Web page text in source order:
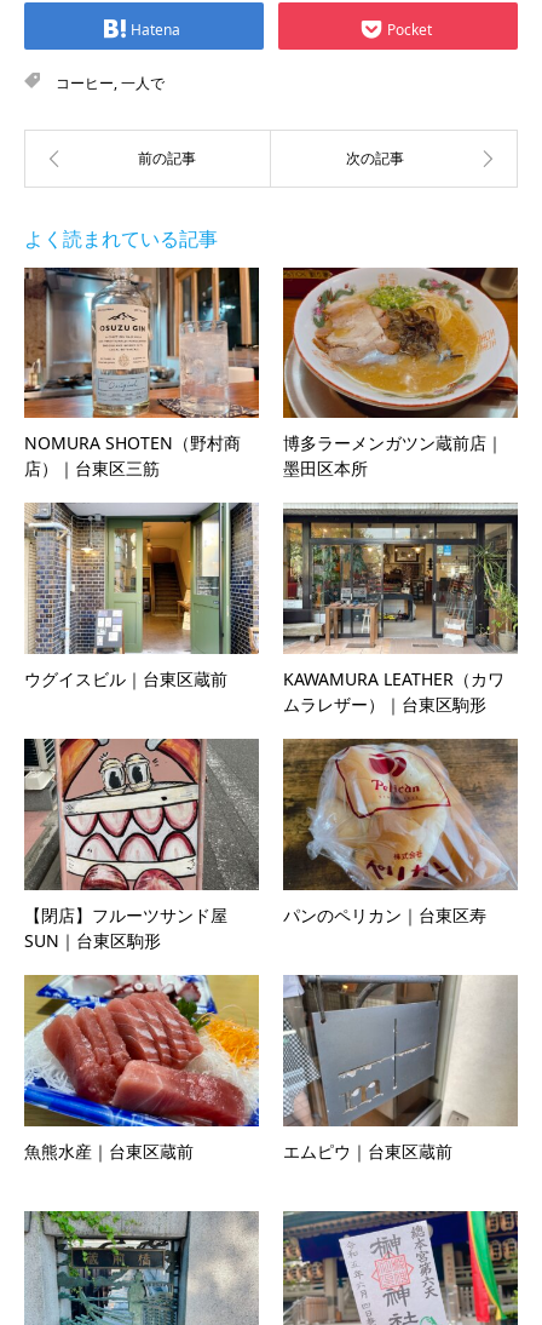
Hatena Pocket
コーヒー,一人で
よく読まれている記事
NOMURA SHOTEN（野村商
店）｜台東区三筋
博多ラーメンガツン蔵前店｜
墨田区本所
ウグイスビル｜台東区蔵前
KAWAMURA LEATHER（カワ
ムラレザー）｜台東区駒形
【閉店】フルーツサンド屋
SUN｜台東区駒形
パンのペリカン｜台東区寿
魚熊水産｜台東区蔵前 エムピウ｜台東区蔵前